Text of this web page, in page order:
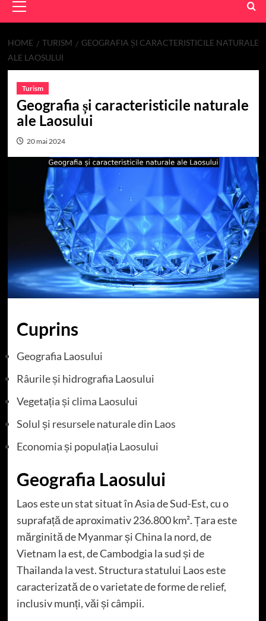
Menu
HOME TURISM
GEOGRAFIA ȘI CARACTERISTICILE NATURALE
ALE LAOSULUI
Turism
Geografia și caracteristicile naturale
ale Laosului
20 mai 2024
Cuprins
Geografia Laosului
Râurile și hidrografia Laosului
Vegetația și clima Laosului
Solul și resursele naturale din Laos
Economia și populația Laosului
Geografia Laosului
Laos este un stat situat în Asia de Sud-Est, cu o
suprafață de aproximativ 236.800 km². Țara este
mărginită de Myanmar și China la nord, de
Vietnam la est, de Cambodgia la sud și de
Thailanda la vest. Structura statului Laos este
caracterizată de o varietate de forme de relief,
inclusiv munți, văi și câmpii.